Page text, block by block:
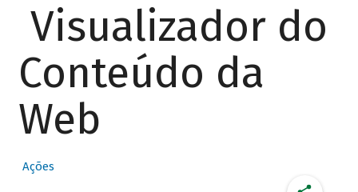
Visualizador do
Conteúdo da
Web
Ações